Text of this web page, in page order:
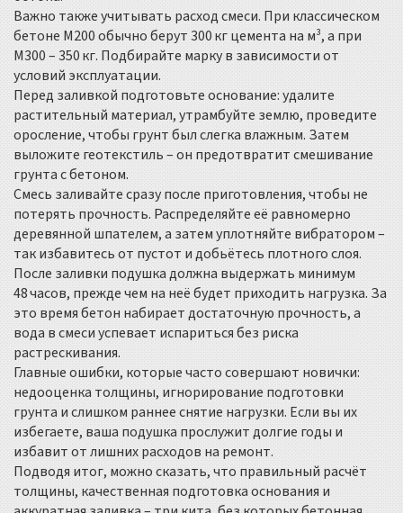
Важно также учитывать расход смеси. При классическом
бетоне М200 обычно берут 300 кг цемента на м³, а при
М300 – 350 кг. Подбирайте марку в зависимости от
условий эксплуатации.
Перед заливкой подготовьте основание: удалите
растительный материал, утрамбуйте землю, проведите
оросление, чтобы грунт был слегка влажным. Затем
выложите геотекстиль – он предотвратит смешивание
грунта с бетоном.
Смесь заливайте сразу после приготовления, чтобы не
потерять прочность. Распределяйте её равномерно
деревянной шпателем, а затем уплотняйте вибратором –
так избавитесь от пустот и добьётесь плотного слоя.
После заливки подушка должна выдержать минимум
48 часов, прежде чем на неё будет приходить нагрузка. За
это время бетон набирает достаточную прочность, а
вода в смеси успевает испариться без риска
растрескивания.
Главные ошибки, которые часто совершают новички:
недооценка толщины, игнорирование подготовки
грунта и слишком раннее снятие нагрузки. Если вы их
избегаете, ваша подушка прослужит долгие годы и
избавит от лишних расходов на ремонт.
Подводя итог, можно сказать, что правильный расчёт
толщины, качественная подготовка основания и